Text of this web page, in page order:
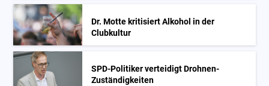
Dr. Motte kritisiert Alkohol in der
Clubkultur
SPD-Politiker verteidigt Drohnen-
Zuständigkeiten